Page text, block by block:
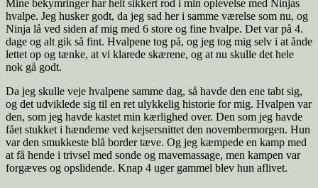
Mine bekymringer har helt sikkert rod i min oplevelse med Ninjas
hvalpe. Jeg husker godt, da jeg sad her i samme værelse som nu, og
Ninja lå ved siden af mig med 6 store og fine hvalpe. Det var på 4.
dage og alt gik så fint. Hvalpene tog på, og jeg tog mig selv i at ånde
lettet op og tænke, at vi klarede skærene, og at nu skulle det hele
nok gå godt.
Da jeg skulle veje hvalpene samme dag, så havde den ene tabt sig,
og det udviklede sig til en ret ulykkelig historie for mig. Hvalpen var
den, som jeg havde kastet min kærlighed over. Den som jeg havde
fået stukket i hænderne ved kejsersnittet den novembermorgen. Hun
var den smukkeste blå border tæve. Og jeg kæmpede en kamp med
at få hende i trivsel med sonde og mavemassage, men kampen var
forgæves og opslidende. Knap 4 uger gammel blev hun aflivet.